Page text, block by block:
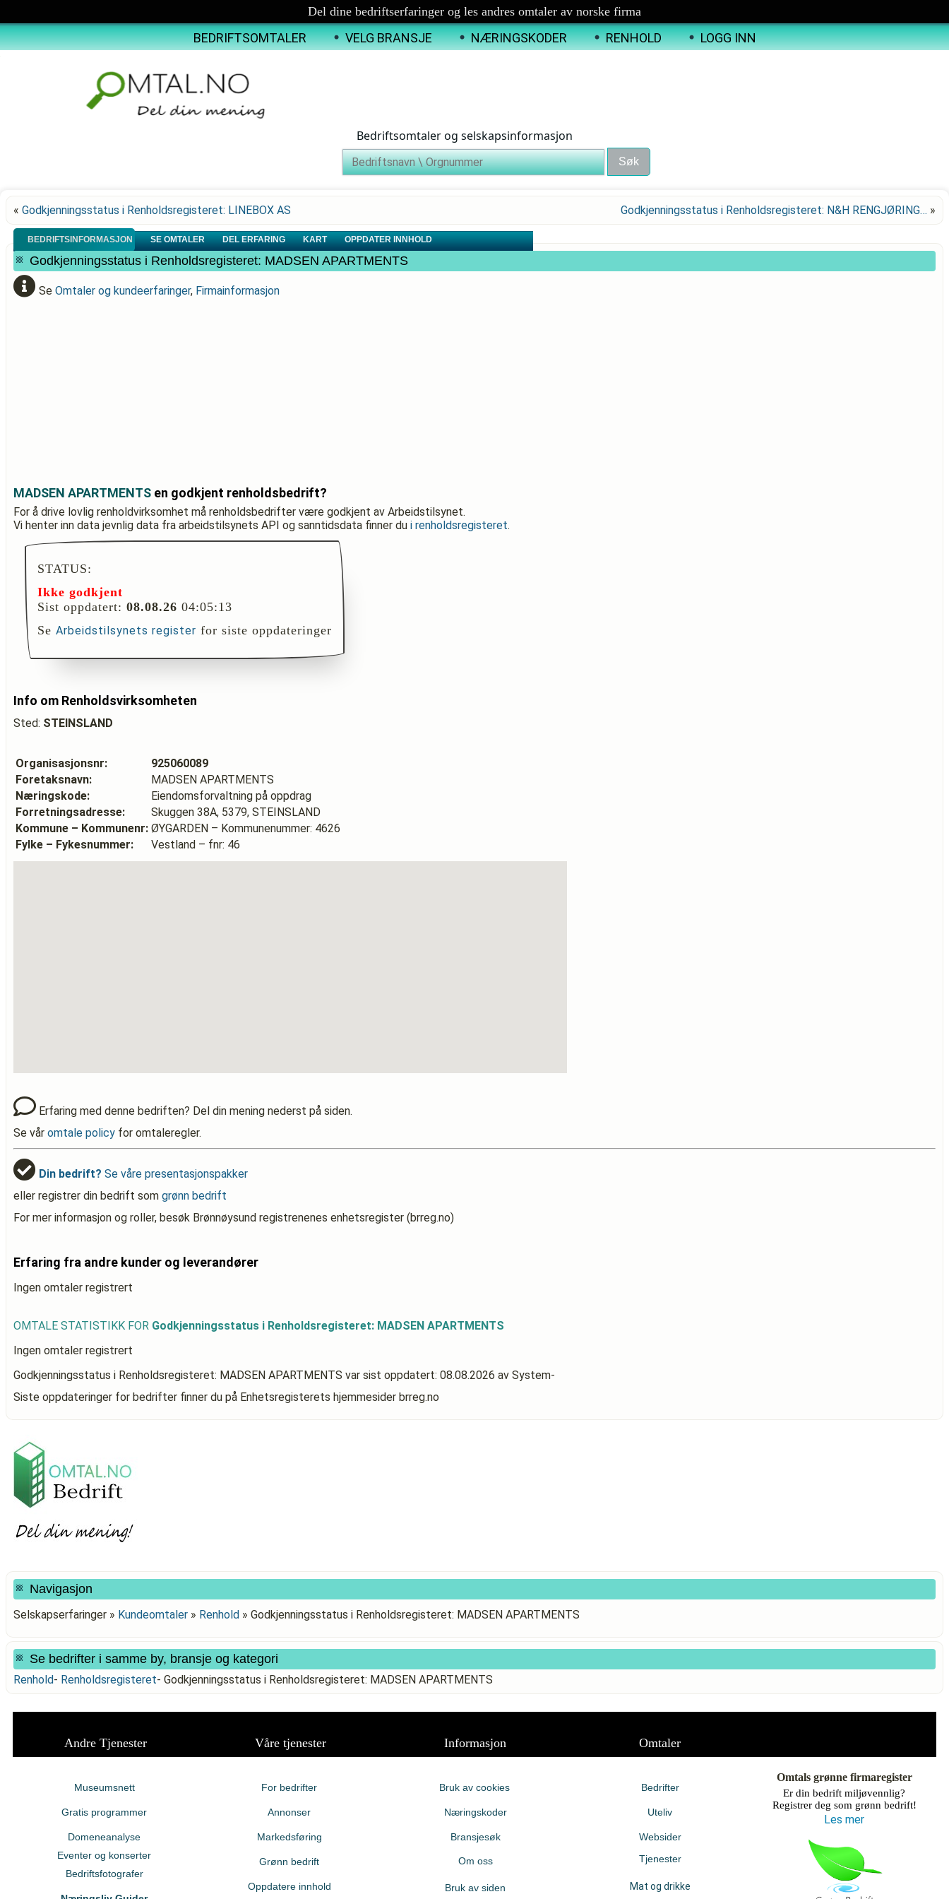
Del dine bedriftserfaringer og les andres omtaler av norske firma
BEDRIFTSOMTALER VELG BRANSJE NÆRINGSKODER RENHOLD LOGG INN
Bedriftsomtaler og selskapsinformasjon
« Godkjenningsstatus i Renholdsregisteret: LINEBOX AS Godkjenningsstatus i Renholdsregisteret: N&H RENGJØRING… »
BEDRIFTSINFORMASJON SE OMTALER DEL ERFARING KART OPPDATER INNHOLD
Godkjenningsstatus i Renholdsregisteret: MADSEN APARTMENTS
Se Omtaler og kundeerfaringer, Firmainformasjon
MADSEN APARTMENTS en godkjent renholdsbedrift?
For å drive lovlig renholdvirksomhet må renholdsbedrifter være godkjent av Arbeidstilsynet.
Vi henter inn data jevnlig data fra arbeidstilsynets API og sanntidsdata finner du i renholdsregisteret.
STATUS:
Ikke godkjent
Sist oppdatert: 08.08.26 04:05:13
Se Arbeidstilsynets register for siste oppdateringer
Info om Renholdsvirksomheten
Sted: STEINSLAND
Organisasjonsnr:
925060089
Foretaksnavn:
MADSEN APARTMENTS
Næringskode:
Eiendomsforvaltning på oppdrag
Forretningsadresse:
Skuggen 38A, 5379, STEINSLAND
Kommune – Kommunenr: ØYGARDEN – Kommunenummer: 4626
Fylke – Fykesnummer:
Vestland – fnr: 46
Erfaring med denne bedriften? Del din mening nederst på siden.
Se vår omtale policy for omtaleregler.
Din bedrift? Se våre presentasjonspakker
eller registrer din bedrift som grønn bedrift
For mer informasjon og roller, besøk Brønnøysund registrenenes enhetsregister (brreg.no)
Erfaring fra andre kunder og leverandører
Ingen omtaler registrert
OMTALE STATISTIKK FOR Godkjenningsstatus i Renholdsregisteret: MADSEN APARTMENTS
Ingen omtaler registrert
Godkjenningsstatus i Renholdsregisteret: MADSEN APARTMENTS var sist oppdatert: 08.08.2026 av System-
Siste oppdateringer for bedrifter finner du på Enhetsregisterets hjemmesider brreg.no
Navigasjon
Selskapserfaringer » Kundeomtaler » Renhold » Godkjenningsstatus i Renholdsregisteret: MADSEN APARTMENTS
Se bedrifter i samme by, bransje og kategori
Renhold- Renholdsregisteret- Godkjenningsstatus i Renholdsregisteret: MADSEN APARTMENTS
Andre Tjenester Våre tjenester Informasjon Omtaler
Museumsnett
Gratis programmer
Domeneanalyse
Eventer og konserter
Bedriftsfotografer
For bedrifter
Annonser
Markedsføring
Grønn bedrift
Oppdatere innhold
Bruk av cookies
Næringskoder
Bransjesøk
Om oss
Bruk av siden
Bedrifter
Uteliv
Websider
Tjenester
Mat og drikke
Omtals grønne firmaregister
Er din bedrift miljøvennlig?
Registrer deg som grønn bedrift!
Les mer